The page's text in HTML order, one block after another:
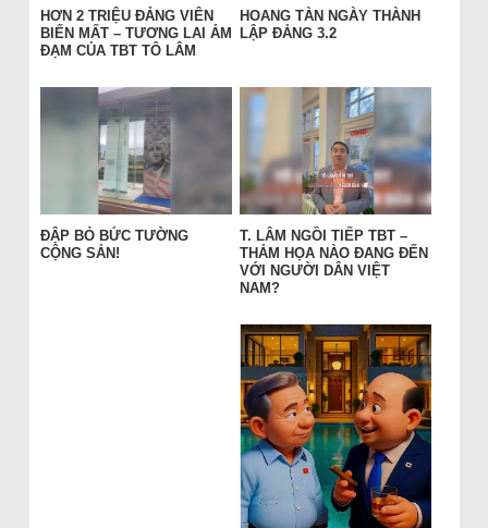
HƠN 2 TRIỆU ĐẢNG VIÊN
BIẾN MẤT – TƯƠNG LAI ẢM
ĐẠM CỦA TBT TÔ LÂM
HOANG TÀN NGÀY THÀNH
LẬP ĐẢNG 3.2
ĐẬP BỎ BỨC TƯỜNG
CỘNG SẢN!
T. LÂM NGỒI TIẾP TBT –
THẢM HỌA NÀO ĐANG ĐẾN
VỚI NGƯỜI DÂN VIỆT
NAM?